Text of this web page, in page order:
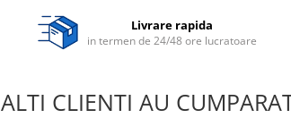
Livrare rapida
in termen de 24/48 ore lucratoare
ALTI CLIENTI AU